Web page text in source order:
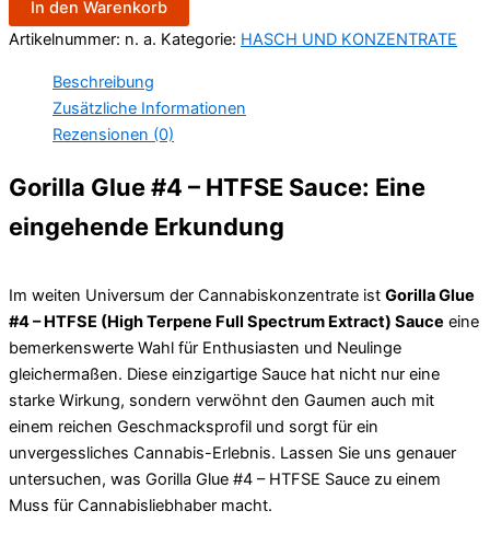
In den Warenkorb
Artikelnummer: n. a. Kategorie: HASCH UND KONZENTRATE
Beschreibung
Zusätzliche Informationen
Rezensionen (0)
Gorilla Glue #4 – HTFSE Sauce: Eine
eingehende Erkundung
Im weiten Universum der Cannabiskonzentrate ist Gorilla Glue
#4 – HTFSE (High Terpene Full Spectrum Extract) Sauce eine
bemerkenswerte Wahl für Enthusiasten und Neulinge
gleichermaßen. Diese einzigartige Sauce hat nicht nur eine
starke Wirkung, sondern verwöhnt den Gaumen auch mit
einem reichen Geschmacksprofil und sorgt für ein
unvergessliches Cannabis-Erlebnis. Lassen Sie uns genauer
untersuchen, was Gorilla Glue #4 – HTFSE Sauce zu einem
Muss für Cannabisliebhaber macht.